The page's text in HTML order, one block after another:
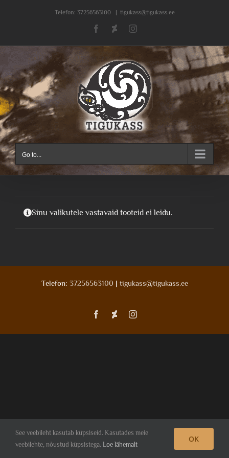
Telefon: 37256563100 | tigukass@tigukass.ee
FacebookDeviantartInstagram
Go to...
Sinu valikutele vastavaid tooteid ei leidu.
Telefon: 37256563100 | tigukass@tigukass.ee
FacebookDeviantartInstagram
See veebileht kasutab küpsiseid. Kasutades meie
veebilehte, nõustud küpsistega. Loe lähemalt
OK